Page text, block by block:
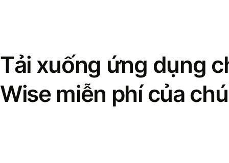
Tải xuống ứng dụng
Wise miễn phí của